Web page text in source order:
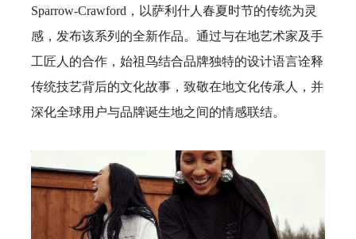
Sparrow-Crawford，以萨利什人春夏时节的传统为灵
感，发布该系列的全新作品。通过与在地艺术家及手
工匠人的合作，始祖鸟结合品牌独特的设计语言诠释
传统技艺背后的文化故事，致敬在地文化传承人，并
深化全球用户与品牌诞生地之间的情感联结。